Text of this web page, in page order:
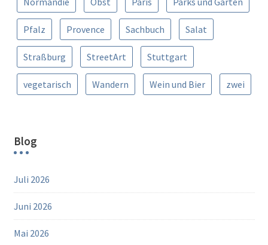
Pfalz Provence Sachbuch Salat
Straßburg StreetArt Stuttgart
vegetarisch Wandern Wein und Bier zwei
Blog
Juli 2026
Juni 2026
Mai 2026